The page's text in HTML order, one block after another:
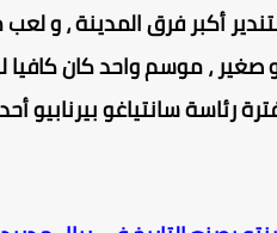
، موسم واحد كان